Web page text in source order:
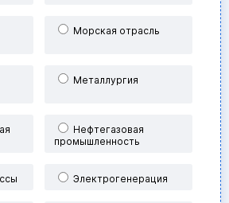
Морская отрасль
Металлургия
Нефтегазовая
промышленность
Электрогенерация
хранения и обработки